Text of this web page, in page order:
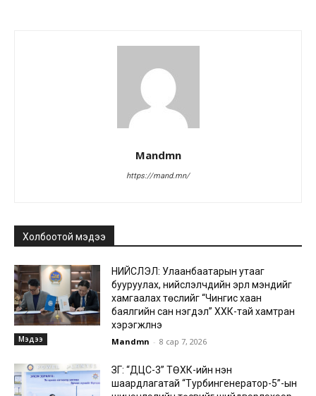
Mandmn
https://mand.mn/
Холбоотой мэдээ
Мэдээ
НИЙСЛЭЛ: Улаанбаатарын утааг
бууруулах, нийслэлчүүдийн эрүүл мэндийг
хамгаалах төслийг “Чингис хаан
баялгийн сан нэгдэл” ХХК-тай хамтран
хэрэгжүүлнэ
Mandmn - 8 сар 7, 2026
ЗГ: “ДЦС-3” ТӨХК-ийн нэн
шаардлагатай “Турбингенератор-5”-ын